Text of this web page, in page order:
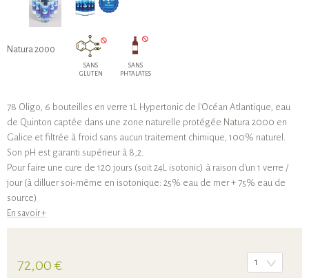
Natura 2000
SANS
GLUTEN
SANS
PHTALATES
78 Oligo, 6 bouteilles en verre 1L Hypertonic de l'Océan Atlantique, eau
de Quinton captée dans une zone naturelle protégée Natura 2000 en
Galice et filtrée à froid sans aucun traitement chimique, 100% naturel.
Son pH est garanti supérieur à 8,2.
Pour faire une cure de 120 jours (soit 24L isotonic) à raison d'un 1 verre /
jour (à dilluer soi-même en isotonique: 25% eau de mer + 75% eau de
source)
En savoir +
72,00 € 1